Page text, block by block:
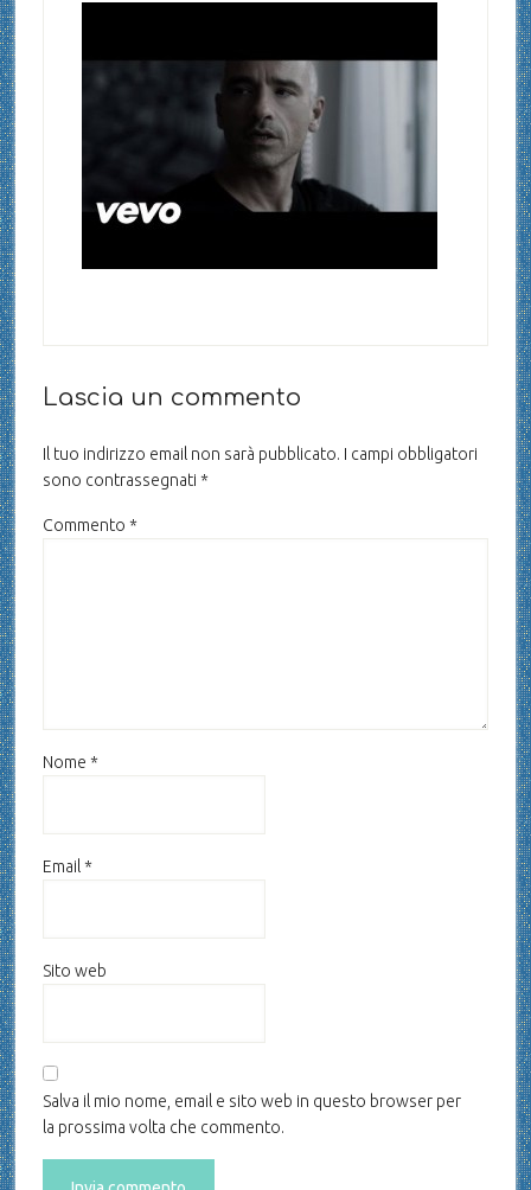
Lascia un commento
Il tuo indirizzo email non sarà pubblicato. I campi obbligatori
sono contrassegnati *
Commento *
Nome *
Email *
Sito web
Salva il mio nome, email e sito web in questo browser per
la prossima volta che commento.